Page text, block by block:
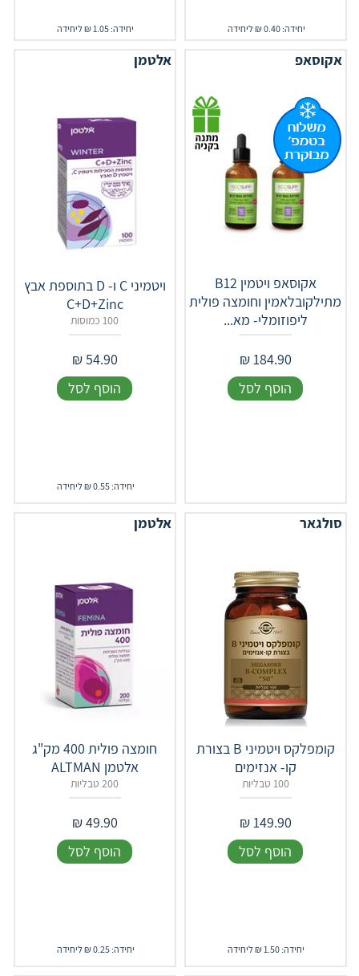
יחידה: 0.40 ₪ ליחידה יחידה: 1.05 ₪ ליחידה
אקוסאפ
אקוסאפ ויטמין B12
מתילקובלאמין וחומצה פולית
ליפוזומלי- מא...
184.90
₪
הוסף לסל
אלטמן
ויטמיני C ו- D בתוספת אבץ
C+D+Zinc
100 כמוסות
54.90
₪
הוסף לסל
יחידה: 0.55 ₪ ליחידה
סולגאר
קומפלקס ויטמיני B בצורת
קו- אנזימים
100 טבליות
149.90
₪
הוסף לסל
יחידה: 1.50 ₪ ליחידה
אלטמן
חומצה פולית 400 מק"ג
אלטמן ALTMAN
200 טבליות
49.90
₪
הוסף לסל
יחידה: 0.25 ₪ ליחידה